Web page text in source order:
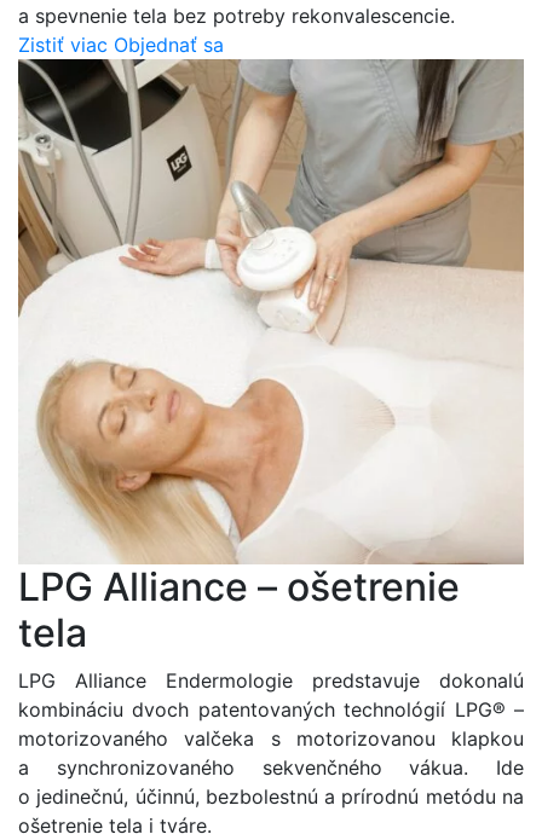
a spevnenie tela bez potreby rekonvalescencie.
Zistiť viac Objednať sa
LPG Alliance – ošetrenie
tela
LPG Alliance Endermologie predstavuje dokonalú
kombináciu dvoch patentovaných technológií LPG® –
motorizovaného valčeka s motorizovanou klapkou
a synchronizovaného sekvenčného vákua. Ide
o jedinečnú, účinnú, bezbolestnú a prírodnú metódu na
ošetrenie tela i tváre.